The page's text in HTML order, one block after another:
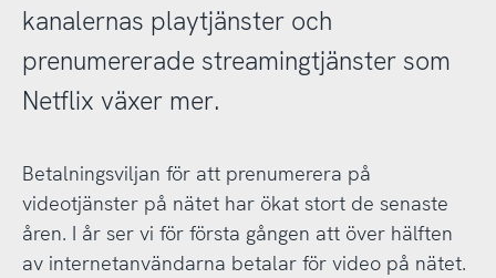
kanalernas playtjänster och
prenumererade streamingtjänster som
Netflix växer mer.
Betalningsviljan för att prenumerera på
videotjänster på nätet har ökat stort de senaste
åren. I år ser vi för första gången att över hälften
av internetanvändarna betalar för video på nätet.